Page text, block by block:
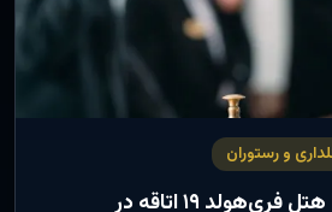
و رستوران
خرید W12 Rooms | هتل فری‌هولد ۱۹ اتاقه در